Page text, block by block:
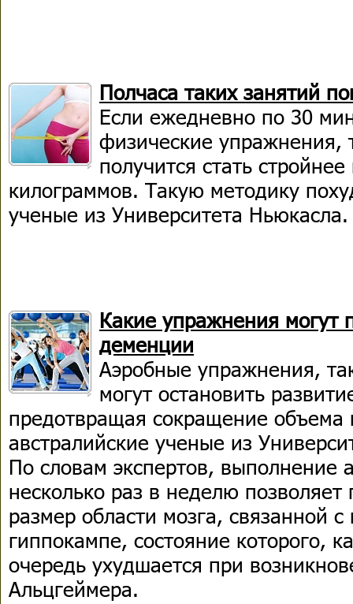
Полчаса таких занятий
Если ежедневно по 30
физические упражнения,
получится стать
килограммов. Такую методику
ученые из Университета Ньюкасла.
Какие упражнения могут
деменции
Аэробные упражнения,
могут остановить
предотвращая сокращение объема
австралийские ученые из
По словам экспертов, выполнение
несколько раз в неделю
размер области мозга, связанной
гиппокампе, состояние которого,
очередь ухудшается при
Альцгеймера.